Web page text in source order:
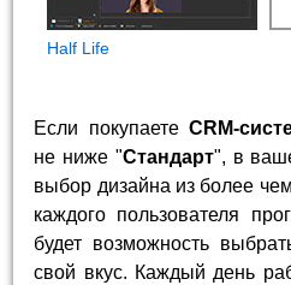
Half Life
Если покупаете CRM-
не ниже "Стандарт", в
выбор дизайна из более
каждого пользователя
будет возможность
свой вкус. Каждый день